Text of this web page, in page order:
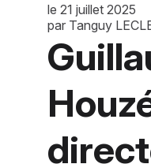
le 21 juillet 2025
par Tanguy